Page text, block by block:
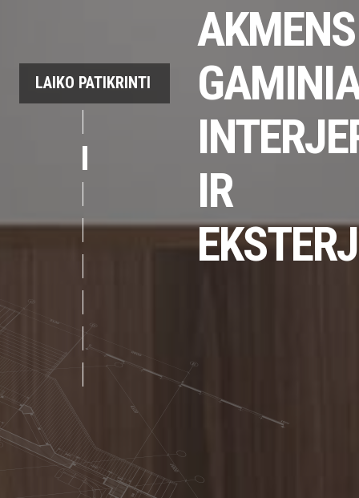
AKMENS
IR
LAIKO PATIKRINTI